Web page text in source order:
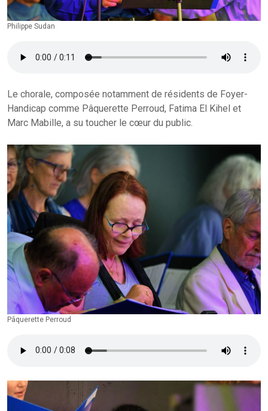
Philippe Sudan
Le chorale, composée notamment de résidents de Foyer-
Handicap comme Pâquerette Perroud, Fatima El Kihel et
Marc Mabille, a su toucher le cœur du public.
Pâquerette Perroud